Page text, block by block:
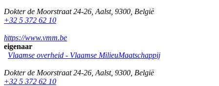
Dokter de Moorstraat 24-26 Aalst, 9300 België
+32 5 372 62 10
https://www.vmm.be
eigenaar
Vlaamse overheid - Vlaamse MilieuMaatschappij
Dokter de Moorstraat 24-26 Aalst, 9300 België
+32 5 372 62 10